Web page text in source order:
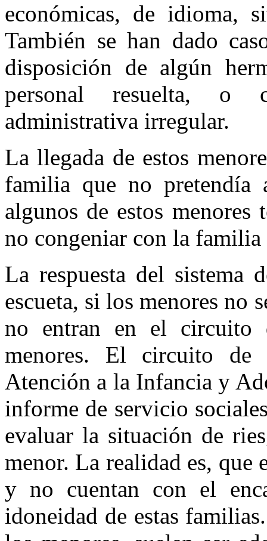
económicas, de idioma,
También se han dado
disposición de algún
personal resuelta, o
administrativa irregular.
La llegada de estos
familia que no pretendía
algunos de estos
no congeniar con la familia
La respuesta del sistema
escueta, si los menores no
no entran en el circuito
menores. El circuito de
Atención a la Infancia y
informe de servicio
evaluar la situación de
menor. La realidad es, que
y no cuentan con el
idoneidad de estas